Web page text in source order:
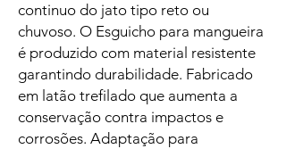
continuo do jato tipo reto ou
chuvoso. O Esguicho para mangueira
é produzido com material resistente
garantindo durabilidade. Fabricado
em latão trefilado que aumenta a
conservação contra impactos e
corrosões. Adaptação para